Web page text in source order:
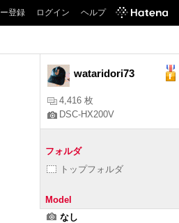
登録 ログイン ヘルプ
wataridori73
4,416 枚
DSC-HX200V
フォルダ
トップフォルダ
Model
なし